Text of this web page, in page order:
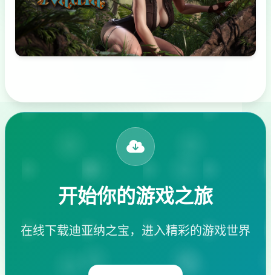
开始你的游戏之旅
在线下载迪亚纳之宝，进入精彩的游戏世界